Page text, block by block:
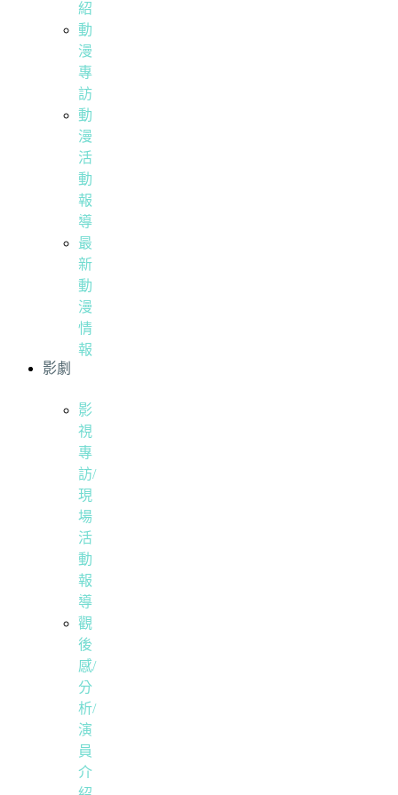
紹
動
漫
專
訪
動
漫
活
動
報
導
最
新
動
漫
情
報
影劇
影
視
專
訪/
現
場
活
動
報
導
觀
後
感/
分
析/
演
員
介